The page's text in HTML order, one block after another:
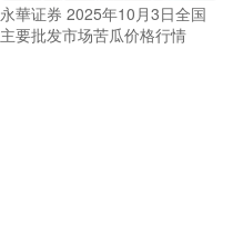
永華证券 2025年10月3日全国
主要批发市场苦瓜价格行情